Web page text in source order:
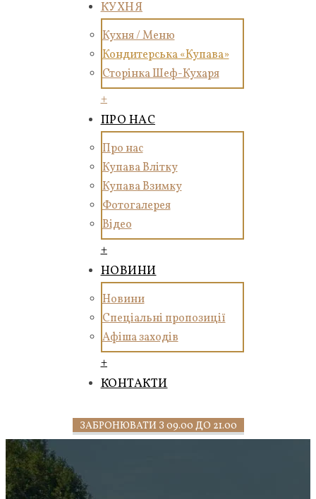
КУХНЯ
Кухня / Меню
Кондитерська «Купава»
Сторінка Шеф-Кухаря
+
ПРО НАС
Про нас
Купава Влітку
Купава Взимку
Фотогалерея
Відео
+
НОВИНИ
Новини
Спеціальні пропозиції
Афіша заходів
+
КОНТАКТИ
ЗАБРОНЮВАТИ З 09.00 ДО 21.00